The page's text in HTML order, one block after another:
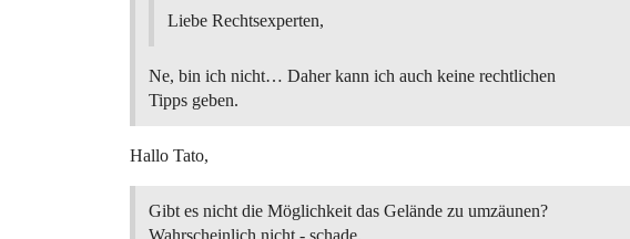
Liebe Rechtsexperten,
Ne, bin ich nicht… Daher kann ich auch keine rechtlichen
Tipps geben.
Hallo Tato,
Gibt es nicht die Möglichkeit das Gelände zu umzäunen?
Wahrscheinlich nicht - schade.